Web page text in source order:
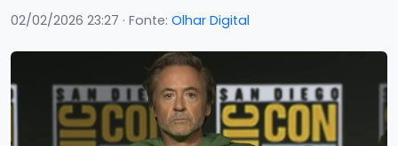
02/02/2026 23:27 · Fonte: Olhar Digital